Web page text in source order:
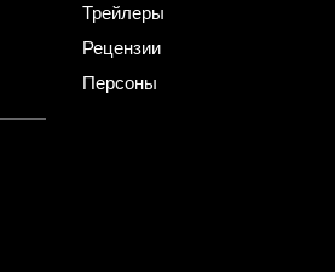
Трейлеры
Рецензии
Персоны